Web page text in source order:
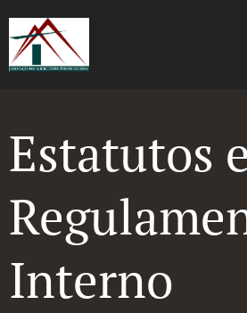
Estatutos e
Interno